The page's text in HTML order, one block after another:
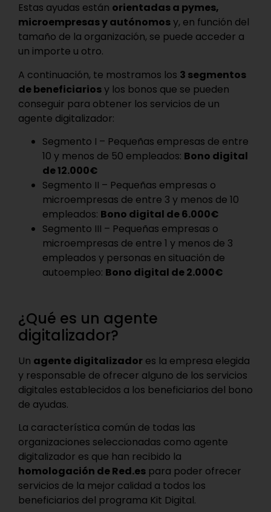
Estas ayudas están orientadas a pymes,
microempresas y autónomosy, en función del
tamaño de la organización, se puede acceder a
un importe u otro.
A continuación, te mostramos los 3 segmentos
de beneficiariosy los bonos que se pueden
conseguir para obtener los servicios de un
agente digitalizador:
Segmento I – Pequeñas empresas de entre
10 y menos de 50 empleados: Bono digital
de 12.000€
Segmento II – Pequeñas empresas o
microempresas de entre 3 y menos de 10
empleados: Bono digital de 6.000€
Segmento III – Pequeñas empresas o
microempresas de entre 1 y menos de 3
empleados y personas en situación de
autoempleo: Bono digital de 2.000€
¿Qué es un agente
digitalizador?
Un agente digitalizador es la empresa elegida
y responsable de ofrecer alguno de los servicios
digitales establecidos a los beneficiarios del bono
de ayudas.
La característica común de todas las
organizaciones seleccionadas como agente
digitalizador es que han recibido la
homologación de Red.es para poder ofrecer
servicios de la mejor calidad a todos los
beneficiarios del programa Kit Digital.